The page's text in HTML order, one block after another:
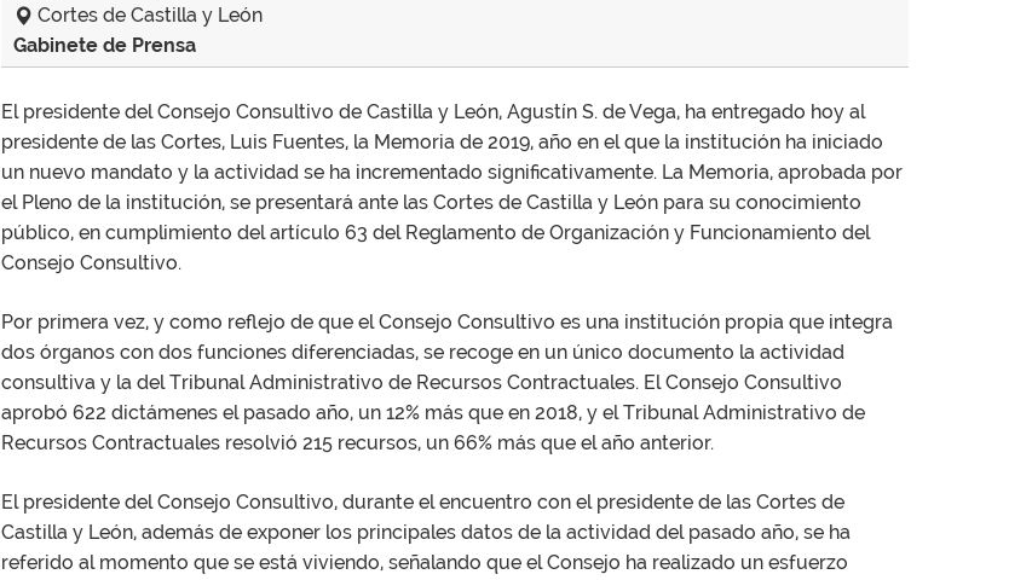
Cortes de Castilla y León
Gabinete de Prensa
El presidente del Consejo Consultivo de Castilla y León, Agustín S. de Vega, ha entregado hoy al
presidente de las Cortes, Luis Fuentes, la Memoria de 2019, año en el que la institución ha iniciado
un nuevo mandato y la actividad se ha incrementado significativamente. La Memoria, aprobada por
el Pleno de la institución, se presentará ante las Cortes de Castilla y León para su conocimiento
público, en cumplimiento del artículo 63 del Reglamento de Organización y Funcionamiento del
Consejo Consultivo.
Por primera vez, y como reflejo de que el Consejo Consultivo es una institución propia que integra
dos órganos con dos funciones diferenciadas, se recoge en un único documento la actividad
consultiva y la del Tribunal Administrativo de Recursos Contractuales. El Consejo Consultivo
aprobó 622 dictámenes el pasado año, un 12% más que en 2018, y el Tribunal Administrativo de
Recursos Contractuales resolvió 215 recursos, un 66% más que el año anterior.
El presidente del Consejo Consultivo, durante el encuentro con el presidente de las Cortes de
Castilla y León, además de exponer los principales datos de la actividad del pasado año, se ha
referido al momento que se está viviendo, señalando que el Consejo ha realizado un esfuerzo